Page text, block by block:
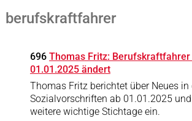
berufskraftfahrer
696 Thomas Fritz: Berufskraftfahrer
01.01.2025 ändert
Thomas Fritz berichtet über Neues in
Sozialvorschriften ab 01.01.2025
weitere wichtige Stichtage ein.